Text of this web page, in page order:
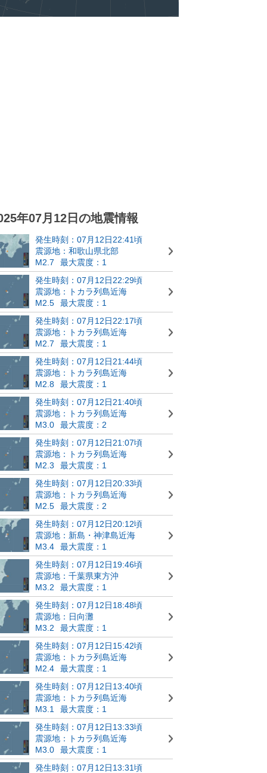
年07月12日の地震情報
発生時刻：07月12日22:41頃
震源地：和歌山県北部
M2.7
最大震度：1
発生時刻：07月12日22:29頃
震源地：トカラ列島近海
M2.5
最大震度：1
発生時刻：07月12日22:17頃
震源地：トカラ列島近海
M2.7
最大震度：1
発生時刻：07月12日21:44頃
震源地：トカラ列島近海
M2.8
最大震度：1
発生時刻：07月12日21:40頃
震源地：トカラ列島近海
M3.0
最大震度：2
発生時刻：07月12日21:07頃
震源地：トカラ列島近海
M2.3
最大震度：1
発生時刻：07月12日20:33頃
震源地：トカラ列島近海
M2.5
最大震度：2
発生時刻：07月12日20:12頃
震源地：新島・神津島近海
M3.4
最大震度：1
発生時刻：07月12日19:46頃
震源地：千葉県東方沖
M3.2
最大震度：1
発生時刻：07月12日18:48頃
震源地：日向灘
M3.2
最大震度：1
発生時刻：07月12日15:42頃
震源地：トカラ列島近海
M2.4
最大震度：1
発生時刻：07月12日13:40頃
震源地：トカラ列島近海
M3.1
最大震度：1
発生時刻：07月12日13:33頃
震源地：トカラ列島近海
M3.0
最大震度：1
発生時刻：07月12日13:31頃